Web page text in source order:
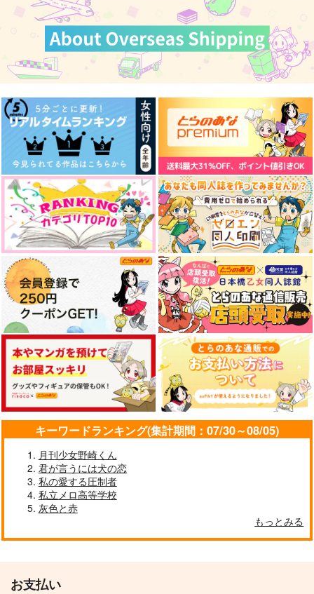
キーワードランキング(集計期間：07/30～08/05)
月刊少女野崎くん
君が言うには犬の恋
私の愛する圧制者
私立メロ高等学校
灰色と赤
もっとみる
お支払い